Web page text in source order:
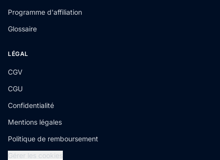
Programme d'affiliation
Glossaire
LÉGAL
CGV
CGU
Confidentialité
Mentions légales
Politique de remboursement
Gérer les cookies